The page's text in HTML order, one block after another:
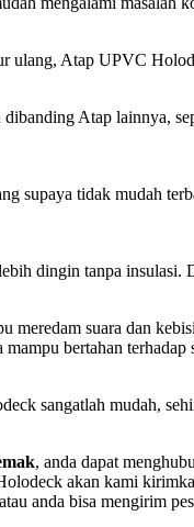
ulang, Atap UPVC
Atap lainnya,
supaya tidak mudah
dingin tanpa insulasi.
suara dan
bertahan terhadap
sangatlah mudah,
, anda dapat
akan kami
anda bisa mengirim